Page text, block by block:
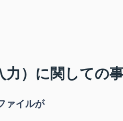
）に関しての
ァイルが